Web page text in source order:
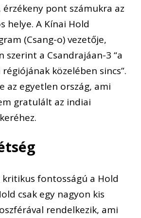
érzékeny pont számukra az
helye. A Kínai Hold
(Csang-o) vezetője,
szerint a Csandrajáan-3 “a
közelében sincs”.
az egyetlen ország, ami
gratulált az indiai
fontosságú a Hold
csak egy nagyon kis
rendelkezik, ami